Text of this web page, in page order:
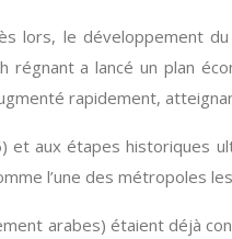
lors, le développement
régnant a lancé un plan
rapidement,
aux étapes historiques
l’une des métropoles
arabes) étaient déjà